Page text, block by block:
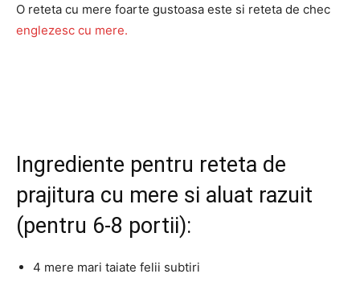
O reteta cu mere foarte gustoasa este si reteta de chec
englezesc cu mere.
Ingrediente pentru reteta de
prajitura cu mere si aluat razuit
(pentru 6-8 portii):
4 mere mari taiate felii subtiri